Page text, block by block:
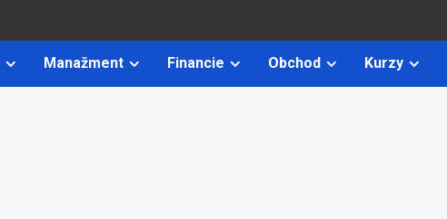
Manažment Financie Obchod Kurzy